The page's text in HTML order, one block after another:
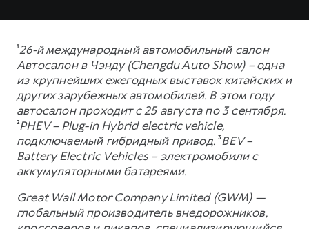
¹26-й международный автомобильный салон
Автосалон в Чэнду (Chengdu Auto Show) – одна
из крупнейших ежегодных выставок китайских и
других зарубежных автомобилей. В этом году
автосалон проходит с 25 августа по 3 сентября.
²PHEV – Plug-in Hybrid electric vehicle,
подключаемый гибридный привод.³BEV –
Battery Electric Vehicles – электромобили с
аккумуляторными батареями.
Great Wall Motor Company Limited (GWM) —
глобальный производитель внедорожников,